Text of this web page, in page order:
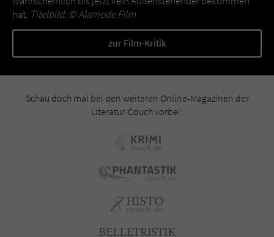
hat. Titelbild: ©Alamode Film
zur Film-Kritik
Schau doch mal bei den weiteren Online-Magazinen der
Literatur-Couch vorbei: